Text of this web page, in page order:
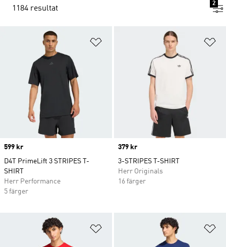
1184 resultat
2
Lägg till på önskelistan
Price
599 kr
D4T PrimeLift 3 STRIPES T-
SHIRT
Herr Performance
5 färger
Price
379 kr
3-STRIPES T-SHIRT
Herr Originals
16 färger
Lägg till på önskelistan